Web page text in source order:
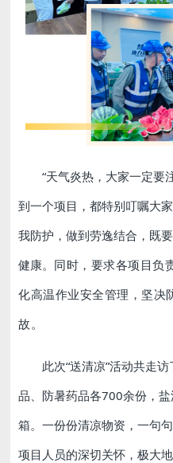
“天气炎热，大家一定要
到一个项目，都特别叮嘱大
我防护，做到劳逸结合，既
健康。 同时，要求各项目负
化高温作业安全管理，坚决
故。
此次“送清凉”活动共走
品、防暑药品各700余份，
箱。一份份清凉物资，一句
项目人员的深切关怀，极大